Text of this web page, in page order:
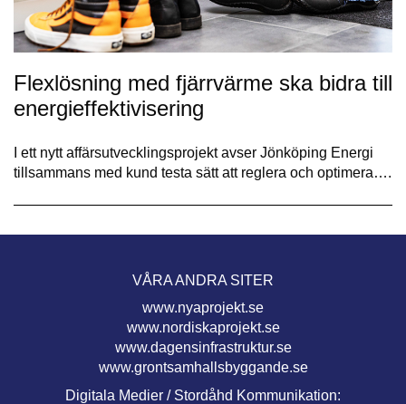
Flexlösning med fjärrvärme ska bidra till
energieffektivisering
I ett nytt affärsutvecklingsprojekt avser Jönköping Energi
tillsammans med kund testa sätt att reglera och optimera….
VÅRA ANDRA SITER
www.nyaprojekt.se
www.nordiskaprojekt.se
www.dagensinfrastruktur.se
www.grontsamhallsbyggande.se
Digitala Medier / Stordåhd Kommunikation: